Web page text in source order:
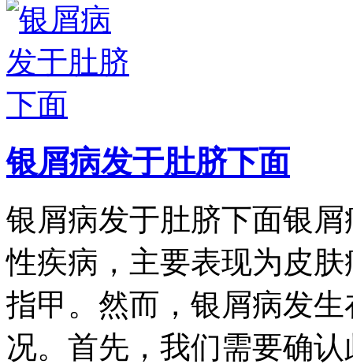
银屑病发于肚脐下面
银屑病发于肚脐下面银
性疾病，主要表现为皮
指甲。然而，银屑病发
况。首先，我们需要确